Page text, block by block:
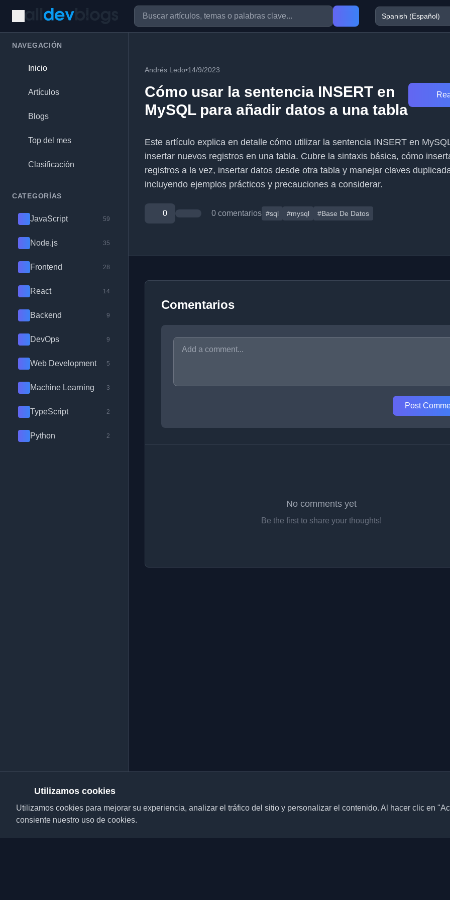
NAVEGACIÓN
Inicio
Artículos
Blogs
Top del mes
Clasificación
CATEGORÍAS
JavaScript 59
Node.js 35
Frontend 28
React 14
Backend 9
DevOps 9
Web Development 5
Machine Learning 3
TypeScript 2
Python 2
Andrés Ledo•14/9/2023
Cómo usar la sentencia INSERT en
MySQL para añadir datos a una tabla
Este artículo explica en detalle cómo utilizar la sentencia INSERT en
insertar nuevos registros en una tabla. Cubre la sintaxis básica, cómo
registros a la vez, insertar datos desde otra tabla y manejar claves
incluyendo ejemplos prácticos y precauciones a considerar.
0 0 comentarios #sql #mysql #Base De Datos
Comentarios
Post
No comments yet
Be the first to share your thoughts!
Utilizamos cookies
Utilizamos cookies para mejorar su experiencia, analizar el tráfico del sitio y personalizar el contenido. Al hacer clic en
consiente nuestro uso de cookies.